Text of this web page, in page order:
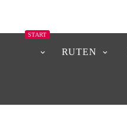
START
RUTEN